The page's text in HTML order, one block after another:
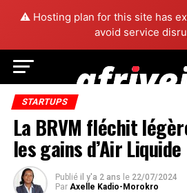
⚠️ Hosting plan for this site has
avoid service
STARTUPS
La BRVM fléchit
les gains d’Air Liquide
Publié il y'a 2 ans le 22/07/2024
Par Axelle Kadio-Morokro